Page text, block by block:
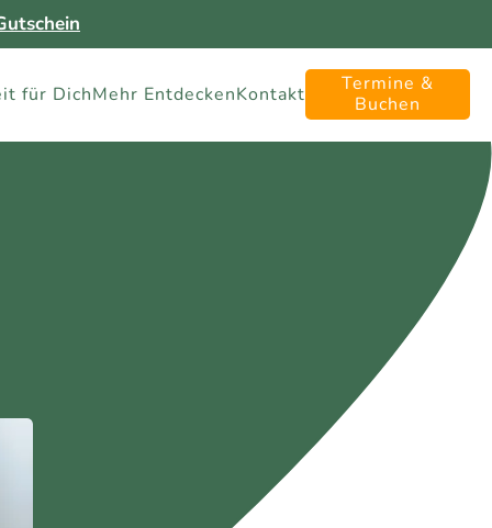
für DichMehr EntdeckenKontakt
Termine &
Buchen